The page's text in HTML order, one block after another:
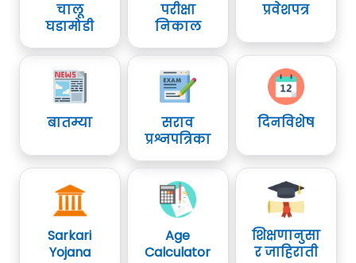
चालू
घडामोडी
परीक्षा
निकाल
प्रवेशपत्र
बातम्या
सराव
प्रश्नपत्रिका
दिनविशेष
Sarkari
Yojana
Age
Calculator
शिक्षणानुसा
र जाहिराती